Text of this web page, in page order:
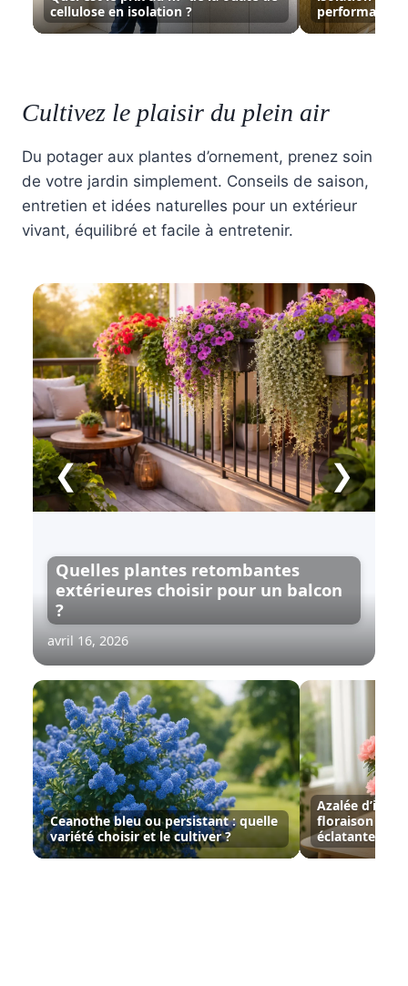
cellulose en isolation ?
performance
Cultivez le plaisir du plein air
Du potager aux plantes d’ornement, prenez soin
de votre jardin simplement. Conseils de saison,
entretien et idées naturelles pour un extérieur
vivant, équilibré et facile à entretenir.
Quelles plantes retombantes
extérieures choisir pour un balcon
?
avril 16, 2026
❮ ❯
Ceanothe bleu ou persistant : quelle
variété choisir et le cultiver ?
Azalée
floraison et
éclatante